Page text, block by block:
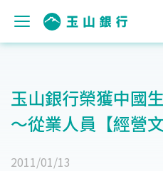
玉山銀行榮獲中國
～從業人員【經營
2011/01/13